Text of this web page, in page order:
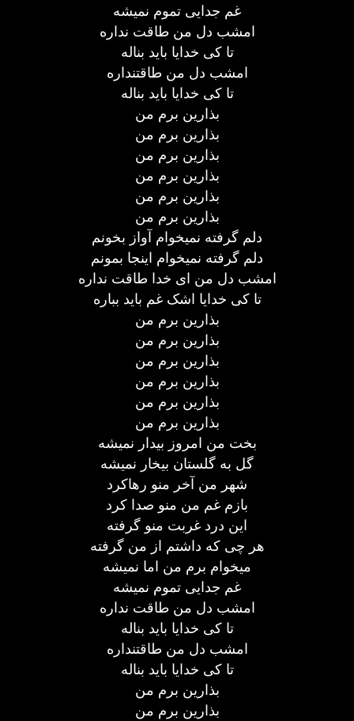
غم جدایی تموم نمیشه
امشب دل من طاقت نداره
تا کی خدایا باید بناله
امشب دل من طاقتنداره
تا کی خدایا باید بناله
بذارین برم من
بذارین برم من
بذارین برم من
بذارین برم من
بذارین برم من
بذارین برم من
دلم گرفته نمیخوام آواز بخونم
دلم گرفته نمیخوام اینجا بمونم
امشب دل من ای خدا طاقت نداره
تا کی خدایا اشک غم باید بباره
بذارین برم من
بذارین برم من
بذارین برم من
بذارین برم من
بذارین برم من
بذارین برم من
بخت من امروز بیدار نمیشه
گل به گلستان بیخار نمیشه
شهر من آخر منو رهاکرد
بازم غم من منو صدا کرد
این درد غربت منو گرفته
هر چی که داشتم از من گرفته
میخوام برم من اما نمیشه
غم جدایی تموم نمیشه
امشب دل من طاقت نداره
تا کی خدایا باید بناله
امشب دل من طاقتنداره
تا کی خدایا باید بناله
بذارین برم من
بذارین برم من